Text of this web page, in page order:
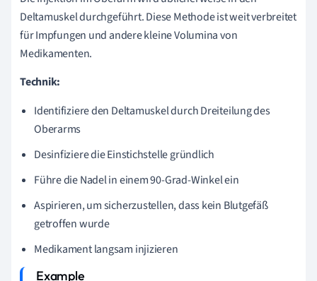
Deltamuskel durchgeführt. Diese Methode ist weit verbreitet
für Impfungen und andere kleine Volumina von
Medikamenten.
Technik:
Identifiziere den Deltamuskel durch Dreiteilung des
Oberarms
Desinfiziere die Einstichstelle gründlich
Führe die Nadel in einem 90-Grad-Winkel ein
Aspirieren, um sicherzustellen, dass kein Blutgefäß
getroffen wurde
Medikament langsam injizieren